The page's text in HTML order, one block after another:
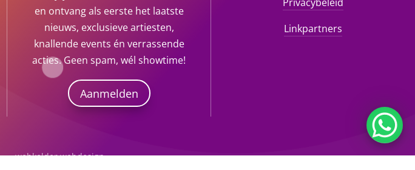
en ontvang als eerste het laatste
nieuws, exclusieve artiesten,
knallende events én verrassende
acties. Geen spam, wél showtime!
Aanmelden
Privacybeleid
Linkpartners
webkelder webdesign